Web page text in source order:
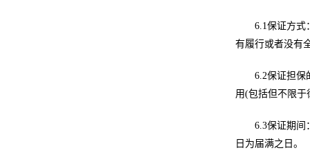
6.1保证方式
有履行或者没有
6.2保证担保
用(包括但不限
6.3保证期间
日为届满之日。